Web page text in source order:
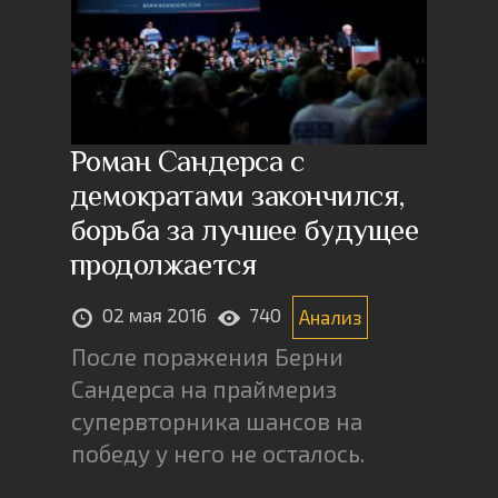
Роман Сандерса с
демократами закончился,
борьба за лучшее будущее
продолжается
02 мая 2016 740 Анализ
После поражения Берни
Сандерса на праймериз
супервторника шансов на
победу у него не осталось.